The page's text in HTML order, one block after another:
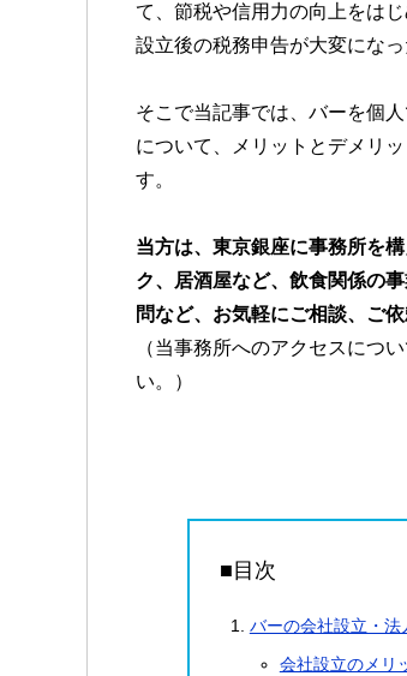
て、節税や信用力の向上をは
設立後の税務申告が大変にな
そこで当記事では、バーを個
について、メリットとデメリ
す。
当方は、東京銀座に事務所を
ク、居酒屋など、飲食関係の
問など、お気軽にご相談、ご
（当事務所へのアクセスにつ
い。）
■目次
バーの会社設立・法
会社設立のメリ